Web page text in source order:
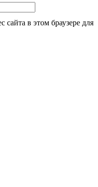
сайта в этом браузере для